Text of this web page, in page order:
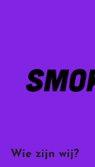
Wie zijn wij?